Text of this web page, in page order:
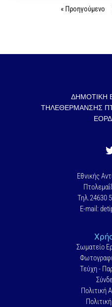
« Προηγούμενο
ΔΗΜΟΤΙΚΗ
ΤΗΛΕΘΕΡΜΑΝΣΗΣ
Εθνικής
Τηλ.24630
E-mail:
Σωματείο
Τεύχη -
Πολιτική